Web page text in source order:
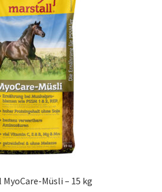
Müsli – 15 kg